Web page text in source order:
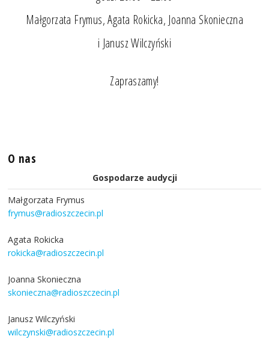
Małgorzata Frymus, Agata Rokicka, Joanna Skonieczna
i Janusz Wilczyński
Zapraszamy!
O nas
Gospodarze audycji
Małgorzata Frymus
frymus@radioszczecin.pl
Agata Rokicka
rokicka@radioszczecin.pl
Joanna Skonieczna
skonieczna@radioszczecin.pl
Janusz Wilczyński
wilczynski@radioszczecin.pl